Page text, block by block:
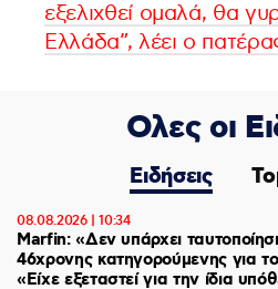
εξελιχθεί ομαλά, θα
Ελλάδα”, λέει ο
Ολες οι
Ειδήσεις
08.08.2026 | 10:34
Marfin: «Δεν υπάρχει
46χρονης κατηγορούμενης για
«Είχε εξεταστεί για την ίδια